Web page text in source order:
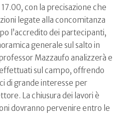
con la precisazione che
legate alla concomitanza
l’accredito dei partecipanti,
generale sul salto in
Mazzaufo analizzerà e
sul campo, offrendo
di grande interesse per
La chiusura dei lavori è
dovranno pervenire entro le